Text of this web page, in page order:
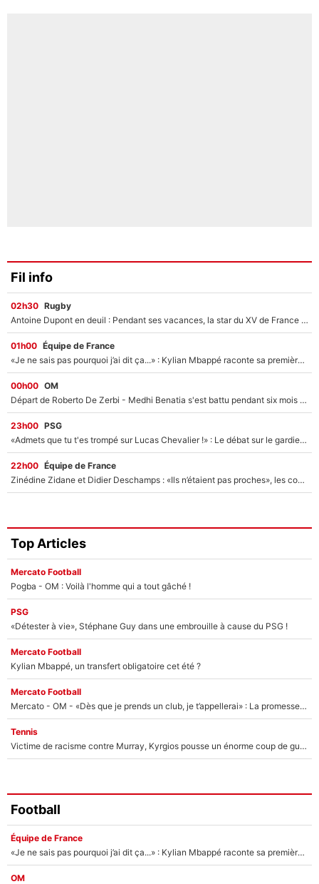
Fil info
02h30 Rugby
Antoine Dupont en deuil : Pendant ses vacances, la star du XV de France a perdu sa grand-mère
01h00 Équipe de France
«Je ne sais pas pourquoi j’ai dit ça...» : Kylian Mbappé raconte sa première rencontre avec Zinédine Zidane (et c’est très drôle)
00h00 OM
Départ de Roberto De Zerbi - Medhi Benatia s'est battu pendant six mois pour le retenir à l'OM, le PSG a été le naufrage de trop : «Je pars avec toi»
23h00 PSG
«Admets que tu t'es trompé sur Lucas Chevalier !» : Le débat sur le gardien du PSG vire au clash à l'After Foot
22h00 Équipe de France
Zinédine Zidane et Didier Deschamps : «Ils n’étaient pas proches», les confidences d’un membre de l’équipe de France 1998 sur leur relation spéciale
Top Articles
Mercato Football
Pogba - OM : Voilà l'homme qui a tout gâché !
PSG
«Détester à vie», Stéphane Guy dans une embrouille à cause du PSG !
Mercato Football
Kylian Mbappé, un transfert obligatoire cet été ?
Mercato Football
Mercato - OM - «Dès que je prends un club, je t’appellerai» : La promesse de Marcelino au moment de claquer la porte
Tennis
Victime de racisme contre Murray, Kyrgios pousse un énorme coup de gueule !
Football
Équipe de France
«Je ne sais pas pourquoi j’ai dit ça...» : Kylian Mbappé raconte sa première rencontre avec Zinédine Zidane (et c’est très drôle)
OM